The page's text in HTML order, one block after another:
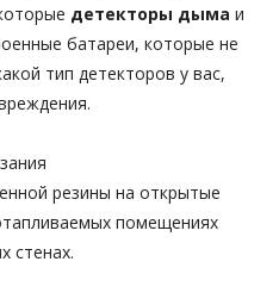
детекторы дыма и
батареи, которые не
тип детекторов у вас,
резины на открытые
помещениях
стенах.